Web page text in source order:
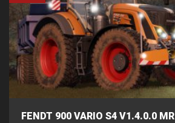
FENDT 900 VARIO S4 V1.4.0.0 MR